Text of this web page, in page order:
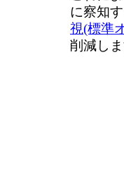
に察知
視(標準
削減しま